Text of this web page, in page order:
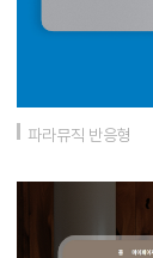
파라뮤직 반응형